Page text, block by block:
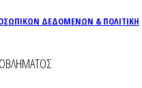
ΔΕΔΟΜΕΝΩΝ & ΠΟΛΙΤΙΚΗ